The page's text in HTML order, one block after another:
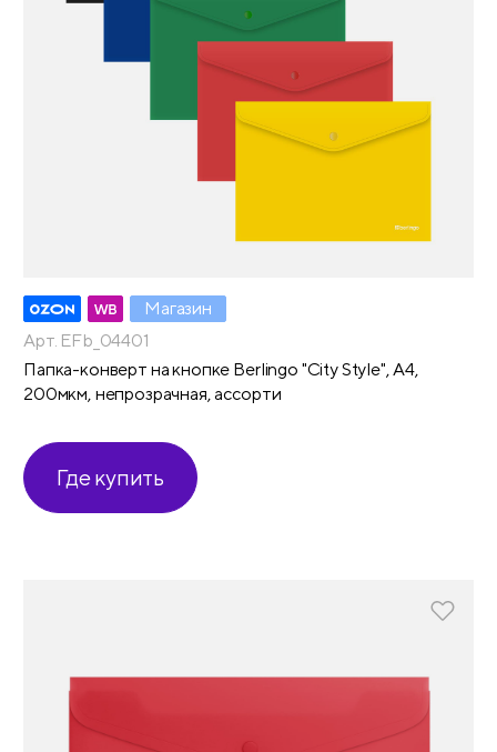
Магазин
Арт. EFb_04401
Папка-конверт на кнопке Berlingo "City Style", А4,
200мкм, непрозрачная, ассорти
Где купить